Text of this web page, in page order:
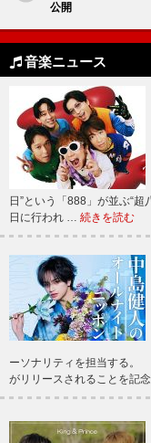
公開
音楽ニュース
日”という「888」が並ぶ“
日に行われ … 続きを読む
ーソナリティを担当する。
がリリースされることを記